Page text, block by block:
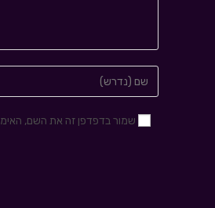
שמור בדפדפן זה את השם,